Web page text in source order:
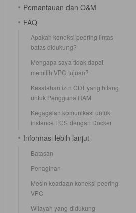
Pemantauan dan O&M
FAQ
Apakah koneksi peering lintas
batas didukung?
Mengapa saya tidak dapat
memilih VPC tujuan?
Kesalahan izin CDT yang hilang
untuk Pengguna RAM
Kegagalan komunikasi untuk
instance ECS dengan Docker
Informasi lebih lanjut
Batasan
Penagihan
Mesin keadaan koneksi peering
VPC
Wilayah yang didukung